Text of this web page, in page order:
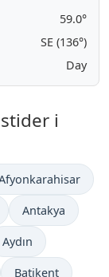
59.0°
SE (136°)
Day
i
Antakya
Aydın
Batikent